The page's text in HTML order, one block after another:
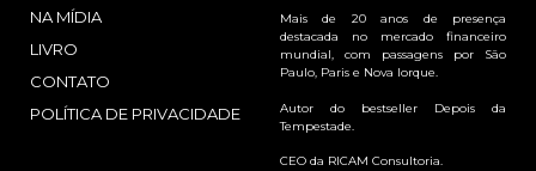
NA MÍDIA
LIVRO
CONTATO
POLÍTICA DE PRIVACIDADE
Mais de 20 anos de presença
destacada no mercado financeiro
mundial, com passagens por São
Paulo, Paris e Nova Iorque.
Autor do bestseller Depois da
Tempestade.
CEO da RICAM Consultoria.